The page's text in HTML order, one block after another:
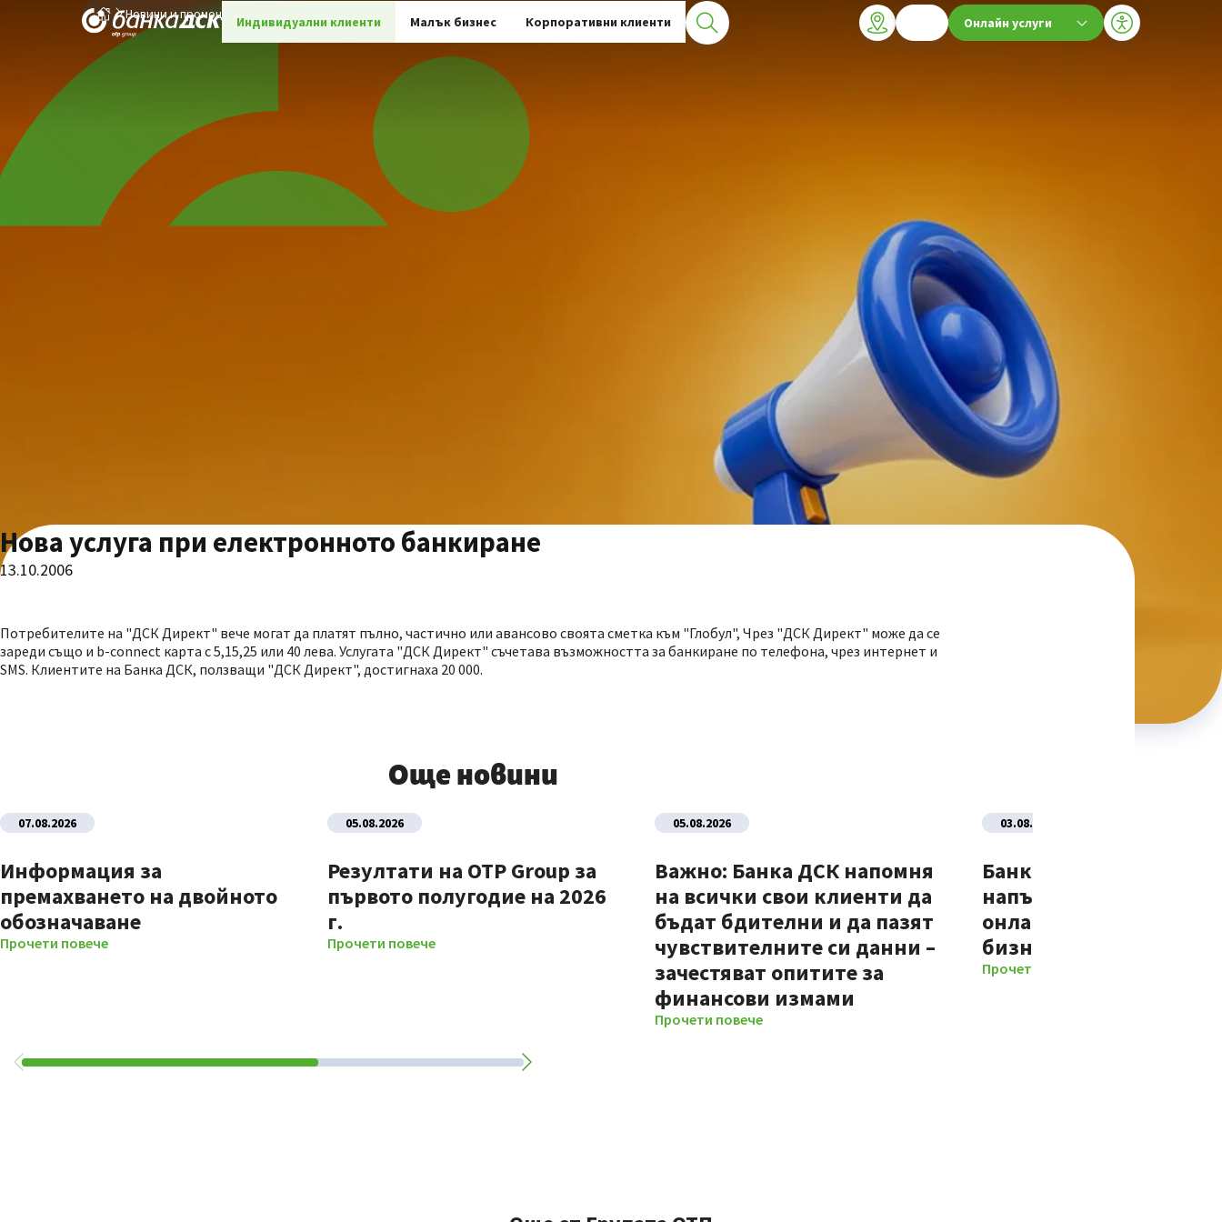
Индивидуални клиенти Малък бизнес Корпоративни клиенти Онлайн услуги
Новини и промоции
Нова услуга при електронното банкиране
13.10.2006
Потребителите на "ДСК Директ" вече могат да платят пълно, частично или авансово своята сметка към "Глобул", Чрез "ДСК Директ" може да се
зареди също и b-connect карта с 5,15,25 или 40 лева. Услугата "ДСК Директ" съчетава възможността за банкиране по телефона, чрез интернет и
SMS. Клиентите на Банка ДСК, ползващи "ДСК Директ", достигнаха 20 000.
Още новини
07.08.2026
Информация за
премахването на двойното
обозначаване
Прочети повече
05.08.2026
Резултати на OTP Group за
първото полугодие на 2026
г.
Прочети повече
05.08.2026
Важно: Банка ДСК напомня
на всички свои клиенти да
бъдат бдителни и да пазят
чувствителните си данни –
зачестяват опитите за
финансови измами
Прочети повече
03.08.2026
Банка ДСК стартира
напълно
онлайн процес за нови
бизнес клиенти
Прочети повече